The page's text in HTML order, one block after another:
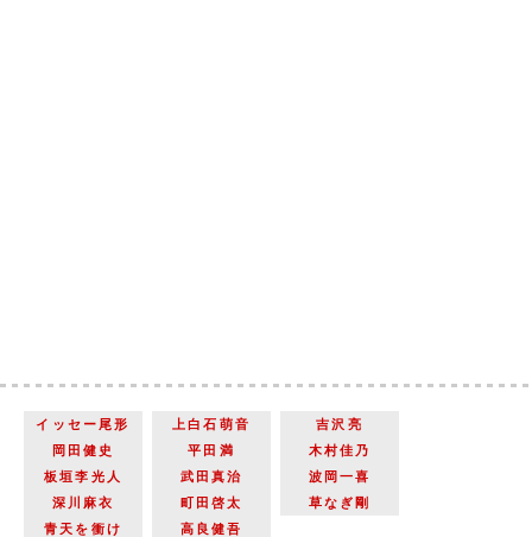
イッセー尾形 上白石萌音
吉沢亮
岡田健史
平田満
木村佳乃
板垣李光人
武田真治
波岡一喜
深川麻衣
町田啓太
草なぎ剛
青天を衝け
高良健吾